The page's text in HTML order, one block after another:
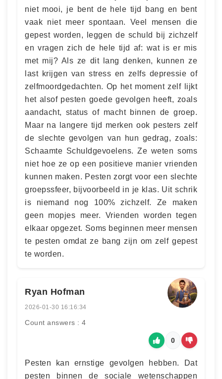
niet mooi, je bent de hele tijd bang en bent
vaak niet meer spontaan. Veel mensen die
gepest worden, leggen de schuld bij zichzelf
en vragen zich de hele tijd af: wat is er mis
met mij? Als ze dit lang denken, kunnen ze
last krijgen van stress en zelfs depressie of
zelfmoordgedachten. Op het moment zelf lijkt
het alsof pesten goede gevolgen heeft, zoals
aandacht, status of macht binnen de groep.
Maar na langere tijd merken ook pesters zelf
de slechte gevolgen van hun gedrag, zoals:
Schaamte Schuldgevoelens. Ze weten soms
niet hoe ze op een positieve manier vrienden
kunnen maken. Pesten zorgt voor een slechte
groepssfeer, bijvoorbeeld in je klas. Uit schrik
is niemand nog 100% zichzelf. Ze maken
geen mopjes meer. Vrienden worden tegen
elkaar opgezet. Soms beginnen meer mensen
te pesten omdat ze bang zijn om zelf gepest
te worden.
Ryan Hofman
2026-01-30 16:16:34
Count answers : 4
0
Pesten kan ernstige gevolgen hebben. Dat
pesten binnen de sociale wetenschappen